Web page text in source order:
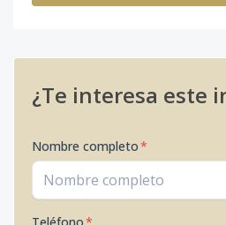
¿Te interesa este
Nombre completo*